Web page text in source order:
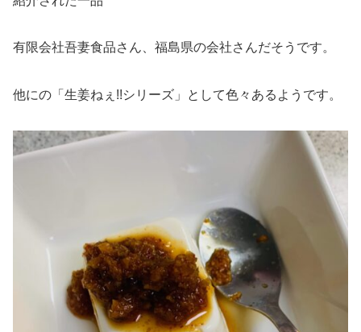
有限会社吾妻食品さん、福島県の会社さんだそうです。
他にの「生姜ねぇ!!シリーズ」として色々あるようです。